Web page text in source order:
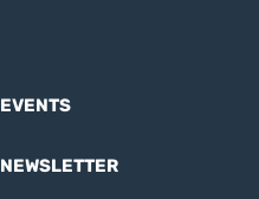
EVENTS
NEWSLETTER